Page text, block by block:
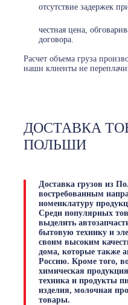
отсутствие задержек
честная цена,
договора.
Расчет объема груза
наши клиенты не
ДОСТАВКА
ПОЛЬШИ
Доставка грузов из
востребованным
номенклатуру
Среди популярных
выделить
бытовую технику и
своим высоким
дома, которые также
Россию. Кроме того,
химическая
техника и продукты
изделия, молочная
товары.